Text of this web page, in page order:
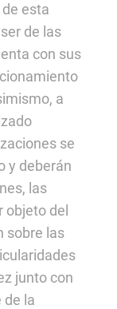
esta
de las
con sus
a
se
y deberán
las
del
sobre las
junto con
de la